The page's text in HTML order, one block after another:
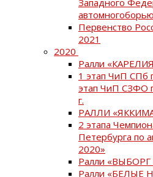
автомногоборью
Первенство
2021
2020
Ралли
1 этап ЧиП СПб
этап ЧиП СЗФО
г.
РАЛЛИ
2 этапа
Петербурга по
2020»
Ралли «ВЫБОРГ
Ралли «БЕЛЫЕ